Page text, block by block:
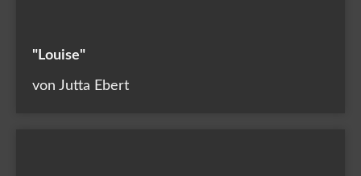
"Louise"
von Jutta Ebert